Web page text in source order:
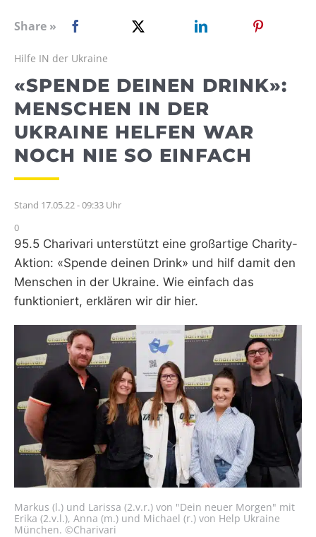
WEBRADIO
Share »
Hilfe IN der Ukraine
«SPENDE DEINEN DRINK»:
MENSCHEN IN DER
UKRAINE HELFEN WAR
NOCH NIE SO EINFACH
Stand 17.05.22 - 09:33 Uhr
0
95.5 Charivari unterstützt eine großartige Charity-
Aktion: «Spende deinen Drink» und hilf damit den
Menschen in der Ukraine. Wie einfach das
funktioniert, erklären wir dir hier.
Markus (l.) und Larissa (2.v.r.) von "Dein neuer Morgen" mit
Erika (2.v.l.), Anna (m.) und Michael (r.) von Help Ukraine
München. ©Charivari